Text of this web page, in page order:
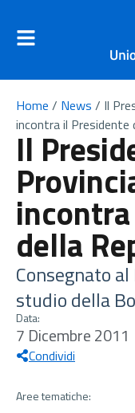
Home / News / Il
incontra il Presidente
Il
della
Consegnato
studio della
Data:
7 Dicembre 2011
Condividi
Aree tematiche: